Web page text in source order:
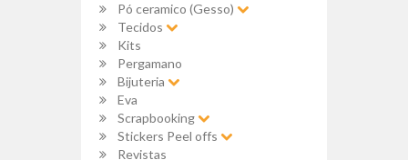
Pó ceramico (Gesso)
Tecidos
Kits
Pergamano
Bijuteria
Eva
Scrapbooking
Stickers Peel offs
Revistas